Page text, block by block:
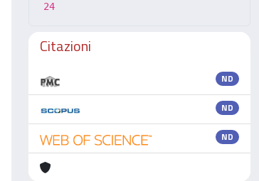
24
Citazioni
ND
ND
ND